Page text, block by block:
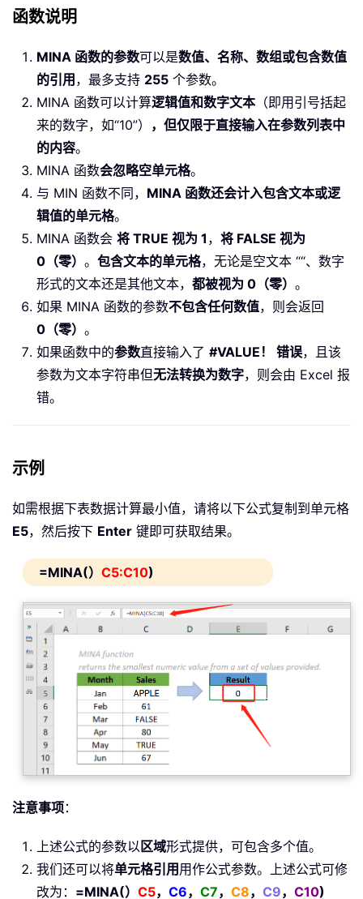
函数说明
MINA 函数的参数可以是数值、名称、数组或包含数值
的引用 ，最多支持 255 个参数。
MINA 函数可以计算逻辑值和数字文本（即用引号括起
来的数字，如“10”） ，但仅限于直接输入在参数列表中
的内容。
MINA 函数会忽略空单元格。
与 MIN 函数不同， MINA 函数还会计入包含文本或逻
辑值的单元格。
MINA 函数会 将 TRUE 视为 1 ， 将 FALSE 视为
0（零） 。 包含文本的单元格，无论是空文本 ““、数字
形式的文本还是其他文本， 都被视为 0（零） 。
如果 MINA 函数的参数不包含任何数值，则会返回
0（零） 。
如果函数中的参数直接输入了 #VALUE！ 错误，且该
参数为文本字符串但无法转换为数字，则会由 Excel 报
错。
示例
如需根据下表数据计算最小值，请将以下公式复制到单元格
E5，然后按下 Enter 键即可获取结果。
=MINA(） C5:C10)
注意事项：
上述公式的参数以 区域形式提供，可包含多个值。
我们还可以将单元格引用 用作公式参数。上述公式可修
改为： =MINA(） C5， C6， C7， C8， C9， C10)